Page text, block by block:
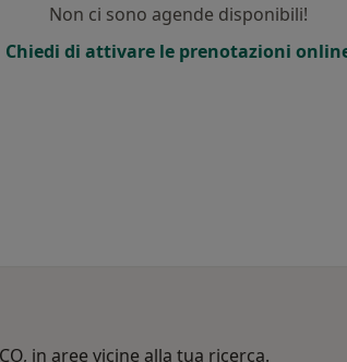
Non ci sono agende disponibili!
Chiedi di attivare le prenotazioni
in aree vicine alla tua ricerca.